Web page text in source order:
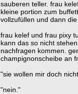
sauberen teller. frau
kleine portion zum
vollzufüllen und dann
frau kelef und frau pixy
kann das so nicht
nachfragen kommen.
champignonscheibe an
"sie wollen mir doch
"nein."